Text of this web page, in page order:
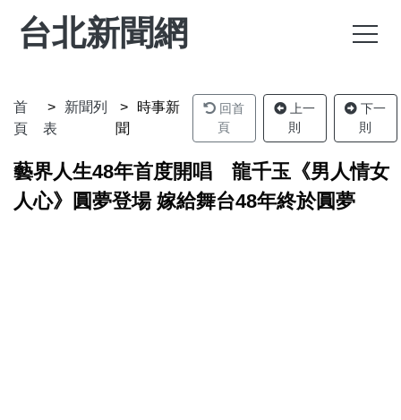
台北新聞網
首
頁
新聞列
表
時事新
聞
回首
頁
上一
則
下一
則
藝界人生48年首度開唱 龍千玉《男人情女
人心》圓夢登場 嫁給舞台48年終於圓夢